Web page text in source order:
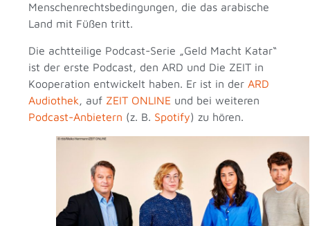
Menschenrechtsbedingungen, die das arabische
Land mit Füßen tritt.
Die achtteilige Podcast-Serie „Geld Macht Katar“
ist der erste Podcast, den ARD und Die ZEIT in
Kooperation entwickelt haben. Er ist in derARD
Audiothek, auf ZEIT ONLINE und bei weiteren
Podcast-Anbietern (z. B. Spotify) zu hören.